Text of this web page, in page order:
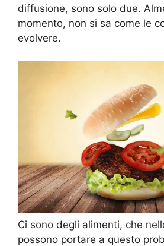
diffusione, sono solo due.
momento, non si sa come le
evolvere.
Ci sono degli alimenti, che
possono portare a questo